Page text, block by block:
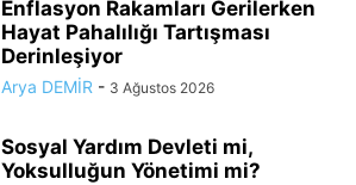
Enflasyon Rakamları Gerilerken
Hayat Pahalılığı Tartışması
Derinleşiyor
Arya DEMİR - 3 Ağustos 2026
Sosyal Yardım Devleti mi,
Yoksulluğun Yönetimi mi?